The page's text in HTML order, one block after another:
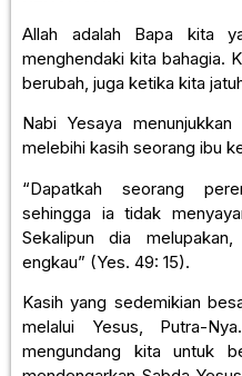
Allah adalah Bapa kita
menghendaki kita bahagia.
berubah, juga ketika kita
Nabi Yesaya
melebihi kasih seorang ibu
“Dapatkah seorang
sehingga ia tidak
Sekalipun dia
engkau” (Yes. 49: 15).
Kasih yang sedemikian
melalui Yesus, Putra-
mengundang kita untuk